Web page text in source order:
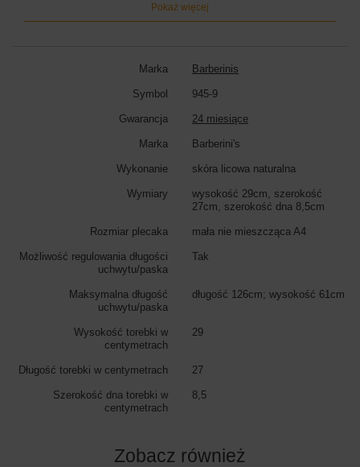
powiadomienia o nowej kolekcji, uzupełnieniu stanów magazynowych, a
także informacje o aktualnych akcjach rabatowych.
Pokaż więcej
Marka Barberinis
Symbol 945-9
Gwarancja 24 miesiące
Marka Barberini's
Wykonanie skóra licowa naturalna
Wymiary
wysokość 29cm, szerokość
27cm, szerokość dna 8,5cm
Rozmiar plecaka mała nie mieszcząca A4
Możliwość regulowania długości
uchwytu/paska
Tak
Maksymalna długość
uchwytu/paska
długość 126cm; wysokość 61cm
Wysokość torebki w
centymetrach
29
Długość torebki w centymetrach 27
Szerokość dna torebki w
centymetrach
8,5
Zobacz również